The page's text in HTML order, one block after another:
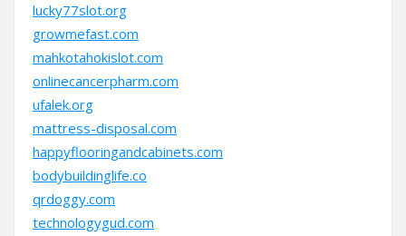
lucky77slot.org
growmefast.com
mahkotahokislot.com
onlinecancerpharm.com
ufalek.org
mattress-disposal.com
happyflooringandcabinets.com
bodybuildinglife.co
qrdoggy.com
technologygud.com